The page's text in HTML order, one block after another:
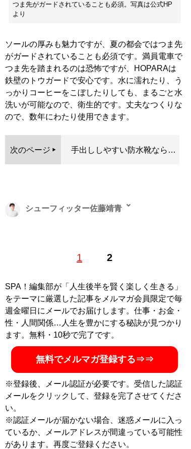
つま先がガードされていることも必須。写真は公式HP
より
ソールの厚みも魅力ですが、夏の都会ではつま先
がガードされていることも必須です。満員電車で
つま先を踏まれるのは恐怖ですが、HOPARAは
鉄壁のトウガードで安心です。水に濡れたり、う
っかりコーヒーをこぼしたりしても、まるごと水
洗いが可能なので、衛生的です。丈夫なつくりな
ので、数年にわたり使用できます。
次のページ 手出ししやすい防水靴なら…
1 2
シューフィッター佐藤靖青
計、30代からリペアの世界へ。現在「全国どこでもシュ
シャリスト』。靴のブログを毎日書いてます『シューフ
ィッター佐藤靖青（旧・こまつ）＠毎日靴ブログ』 。著
書『 予約の取れないシューフィッターが教える正しい靴
の選びかた』
フィッターが教える正し
社）
マツコ・デラックスの猫
一発矯正したことで話題
に
SPA！編集部が「人生後半を賢く楽しく生きる」
をテーマに厳選した記事をメルマガ会員限定で毎
週金曜日にメールでお届けします。仕事・お金・
性・人間関係…人生を豊かにする秘訣が見つかり
ます。無料・10秒で完了です。
無料でメルマガ登録する⇒⇒
※登録後、メール認証が必要です。受信した認証
メールをクリックして、登録を完了させてくださ
い。
※認証メールが届かない場合、迷惑メールに入っ
ているか、メールアドレスが間違っている可能性
があります。再度ご登録ください。